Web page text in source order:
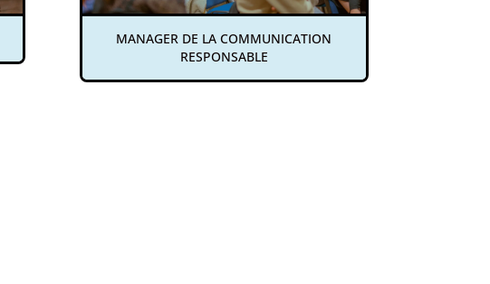
MANAGER DE LA COMMUNICATION
RESPONSABLE